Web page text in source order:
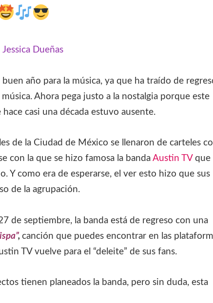
Jessica Dueñas
año para la música, ya que ha traído de
Ahora pega justo a la nostalgia porque este
casi una década estuvo ausente.
de la Ciudad de México se llenaron de carteles
con la que se hizo famosa la banda Austin TVque
Y como era de esperarse, el ver esto hizo que sus
de la agrupación.
de septiembre, la banda está de regreso con una
, canción que puedes encontrar en las
TV vuelve para el “deleite” de sus fans.
tienen planeados la banda, pero sin duda, esta